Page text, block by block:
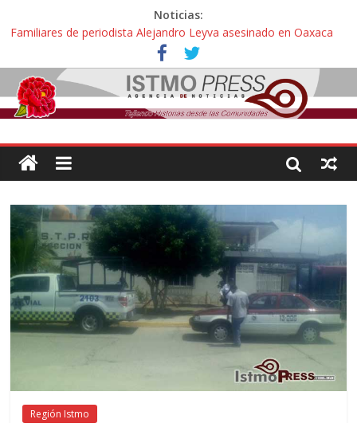
Noticias:
Familiares de periodista Alejandro Leyva asesinado en Oaxaca
protestan y exigen justicia en desfile de delegaciones
Alertan pescadores de Juchitán, Oaxaca de nuevo despojo de su
territorio para construir un parque eólico
Pescadores y comuneros ikoots detienen la extracción ilegal de
material pétreo de gravera Oyamel
ahora pescadores de Salinas del Marqués denuncian daños de
Pemex
Región Istmo